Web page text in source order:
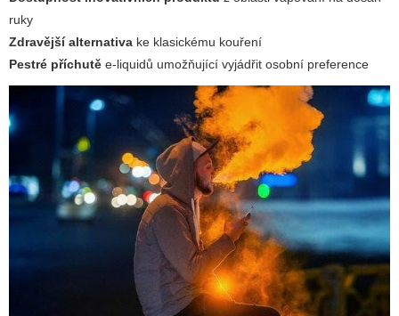
ruky
Zdravější alternativa ke klasickému kouření
Pestré příchutě e-liquidů umožňující vyjádřit osobní preference